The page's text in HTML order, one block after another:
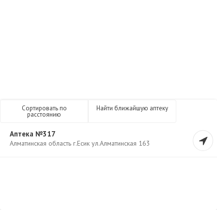
Сортировать по
расстоянию
Найти ближайшую аптеку
Аптека №317
Алматинская область г.Есик ул.Алматинская 163